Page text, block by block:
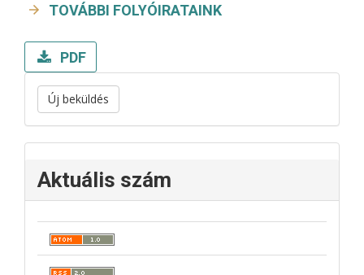
TOVÁBBI FOLYÓIRATAINK
PDF
Új beküldés
Aktuális szám